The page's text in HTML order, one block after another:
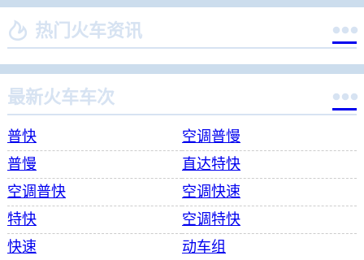
 热门火车资讯 
最新火车车次 
普快
空调普慢
普慢
直达特快
空调普快
空调快速
特快
空调特快
快速
动车组